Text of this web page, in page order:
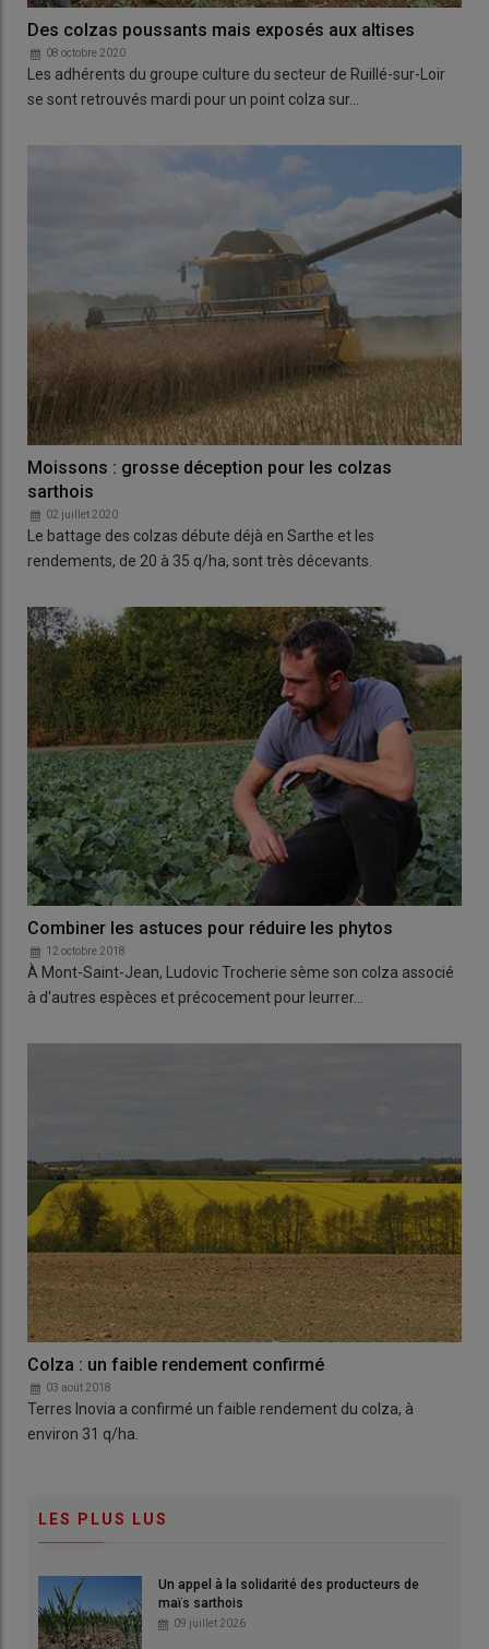
Des colzas poussants mais exposés aux altises
08 octobre 2020
Les adhérents du groupe culture du secteur de Ruillé-sur-Loir
se sont retrouvés mardi pour un point colza sur…
Moissons : grosse déception pour les colzas
sarthois
02 juillet 2020
Le battage des colzas débute déjà en Sarthe et les
rendements, de 20 à 35 q/ha, sont très décevants.
Combiner les astuces pour réduire les phytos
12 octobre 2018
À Mont-Saint-Jean, Ludovic Trocherie sème son colza associé
à d'autres espèces et précocement pour leurrer…
Colza : un faible rendement confirmé
03 août 2018
Terres Inovia a confirmé un faible rendement du colza, à
environ 31 q/ha.
LES PLUS LUS
Un appel à la solidarité des producteurs de
maïs sarthois
09 juillet 2026